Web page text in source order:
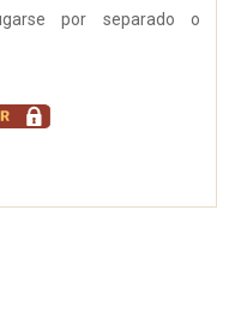
por separado o